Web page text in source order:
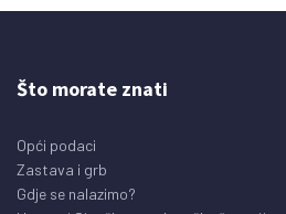
Što morate znati
Opći podaci
Zastava i grb
Gdje se nalazimo?